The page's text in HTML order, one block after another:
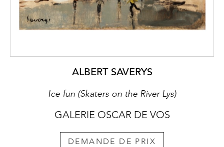
ALBERT SAVERYS
Ice fun (Skaters on the River Lys)
GALERIE OSCAR DE VOS
DEMANDE DE PRIX